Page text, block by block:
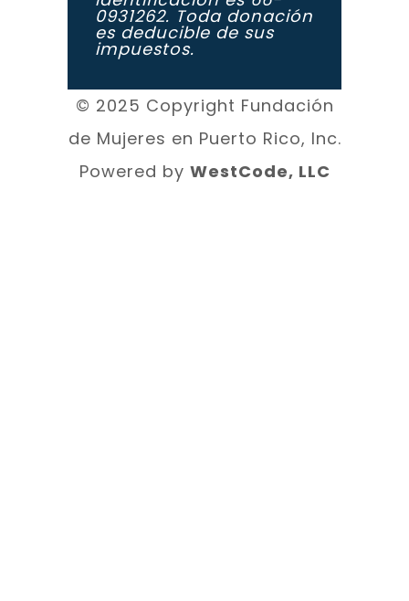
0931262. Toda donación
es deducible de sus
impuestos.
© 2025 Copyright Fundación
de Mujeres en Puerto Rico, Inc.
Powered by WestCode, LLC